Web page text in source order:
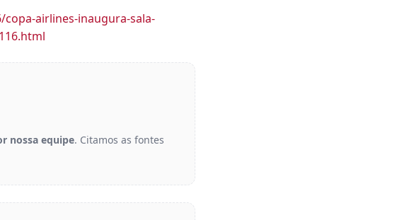
airlines-inaugura-sala-
nossa equipe. Citamos as fontes